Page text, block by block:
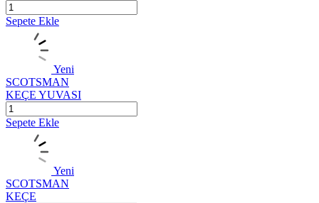
Sepete Ekle
Yeni
SCOTSMAN
KEÇE YUVASI
Sepete Ekle
Yeni
SCOTSMAN
KEÇE